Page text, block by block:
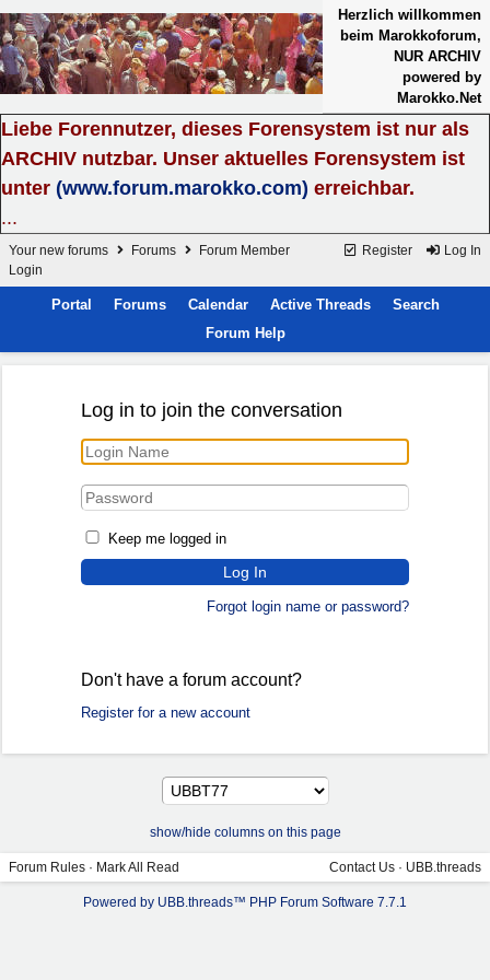
Herzlich willkommen
beim Marokkoforum,
NUR ARCHIV
powered by
Marokko.Net
Liebe Forennutzer, dieses Forensystem ist nur als
ARCHIV nutzbar. Unser aktuelles Forensystem ist
unter (www.forum.marokko.com) erreichbar.
...
Register Log In
Your new forums Forums
Forum Member
Login
Portal Forums Calendar Active Threads
Search
Forum Help
Log in to join the conversation
Keep me logged in
Forgot login name or password?
Don't have a forum account?
Register for a new account
show/hide columns on this page
Forum Rules · Mark All Read Contact Us · UBB.threads
Powered by UBB.threads™ PHP Forum Software 7.7.1